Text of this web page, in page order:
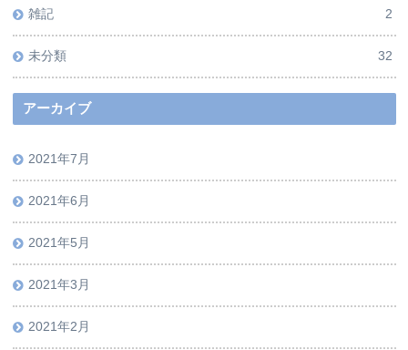
雑記 2
未分類 32
アーカイブ
2021年7月
2021年6月
2021年5月
2021年3月
2021年2月